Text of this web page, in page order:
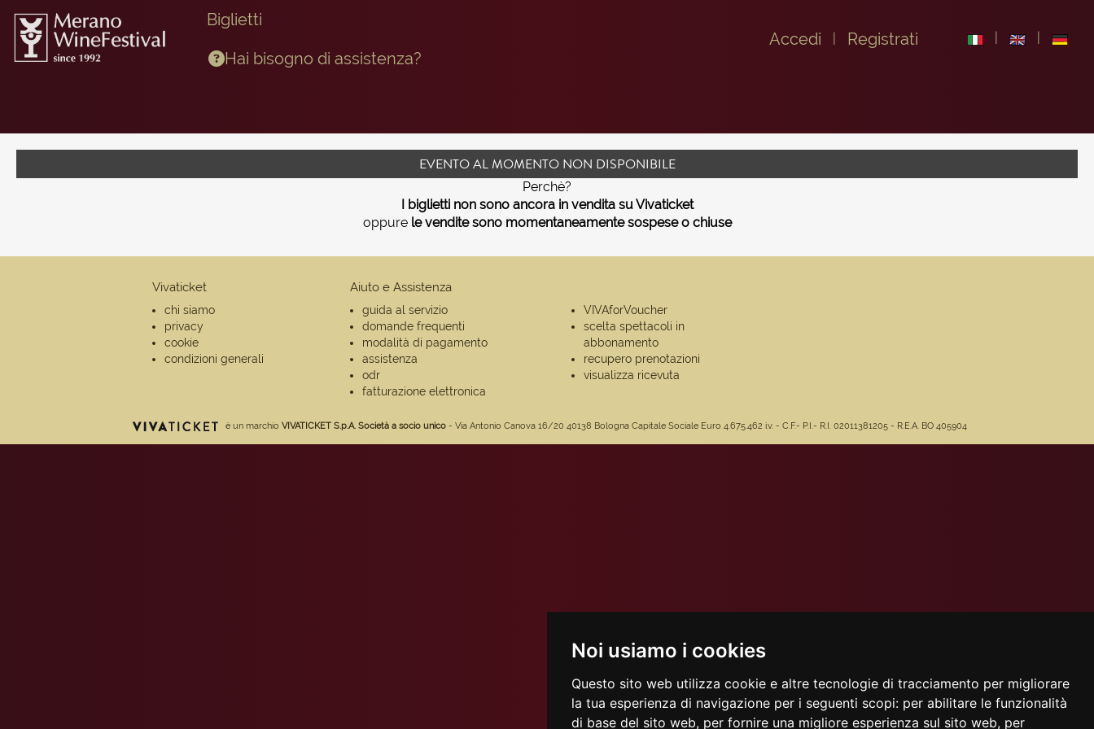
Noi usiamo i cookies
Questo sito web utilizza cookie e altre tecnologie di tracciamento per migliorare
la tua esperienza di navigazione per i seguenti scopi: per abilitare le funzionalità
di base del sito web, per fornire una migliore esperienza sul sito web, per
Biglietti
Hai bisogno di assistenza?
Accedi Registrati
EVENTO AL MOMENTO NON DISPONIBILE
Perchè?
I biglietti non sono ancora in vendita su Vivaticket
oppure le vendite sono momentaneamente sospese o chiuse
Vivaticket
chi siamo
privacy
cookie
condizioni generali
Aiuto e Assistenza
guida al servizio
domande frequenti
modalità di pagamento
assistenza
odr
fatturazione elettronica
VIVAforVoucher
scelta spettacoli in
abbonamento
recupero prenotazioni
visualizza ricevuta
è un marchio VIVATICKET S.p.A. Società a socio unico - Via Antonio Canova 16/20 40138 Bologna Capitale Sociale Euro 4.675.462 i.v. - C.F.- P.I.- R.I. 02011381205 - R.E.A. BO 405904